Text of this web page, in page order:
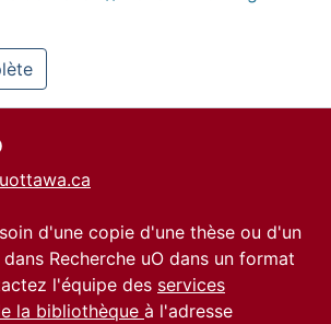
d'une copie d'une thèse ou d'un
Recherche uO dans un format
l'équipe des services
la bibliothèque à l'adresse